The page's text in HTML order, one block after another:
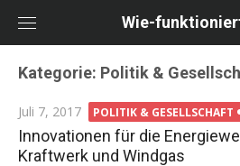
Wie-
Kategorie: Politik &
Posted
on
Juli 7, 2017 POLITIK & GESELLSCHAFT
Innovationen für die
Kraftwerk und Windgas